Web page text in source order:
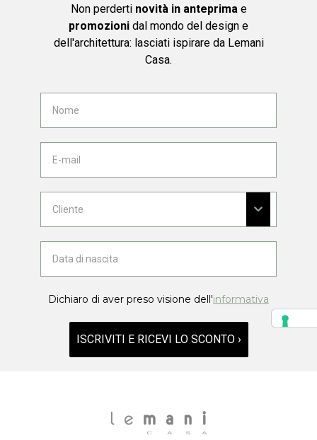
Non perderti novità in anteprimae
promozioni dal mondo del design e
dell'architettura: lasciati ispirare da Lemani
Casa.
Dichiaro di aver preso visione dell'informativa
ISCRIVITI E RICEVI LO SCONTO ›